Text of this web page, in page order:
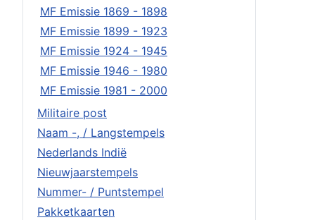
MF Emissie 1869 - 1898
MF Emissie 1899 - 1923
MF Emissie 1924 - 1945
MF Emissie 1946 - 1980
MF Emissie 1981 - 2000
Militaire post
Naam -, / Langstempels
Nederlands Indië
Nieuwjaarstempels
Nummer- / Puntstempel
Pakketkaarten